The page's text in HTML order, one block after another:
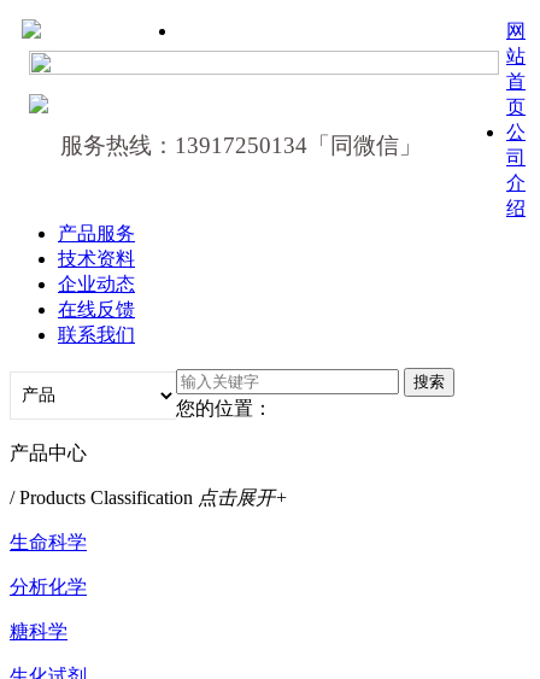
服务热线：13917250134「同微信」
网
站
首
页
公
司
介
绍
产品服务
技术资料
企业动态
在线反馈
联系我们
您的位置：
产品中心
/ Products Classification 点击展开+
生命科学
分析化学
糖科学